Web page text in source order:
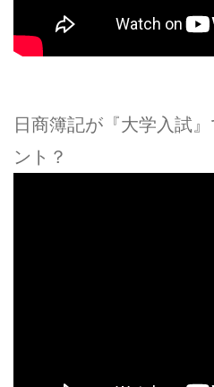
日商簿記が『大学入試
ント？